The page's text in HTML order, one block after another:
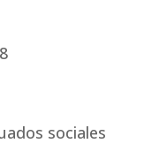
sociales